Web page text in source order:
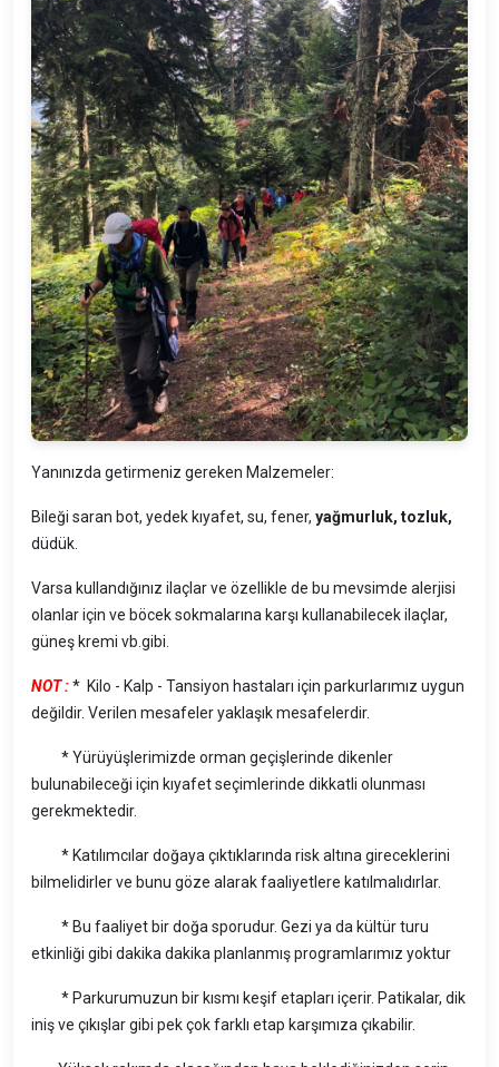
Yanınızda getirmeniz gereken Malzemeler:
Bileği saran bot, yedek kıyafet, su, fener, yağmurluk, tozluk,
düdük.
Varsa kullandığınız ilaçlar ve özellikle de bu mevsimde alerjisi
olanlar için ve böcek sokmalarına karşı kullanabilecek ilaçlar,
güneş kremi vb.gibi.
NOT :* Kilo - Kalp - Tansiyon hastaları için parkurlarımız uygun
değildir. Verilen mesafeler yaklaşık mesafelerdir.
* Yürüyüşlerimizde orman geçişlerinde dikenler
bulunabileceği için kıyafet seçimlerinde dikkatli olunması
gerekmektedir.
* Katılımcılar doğaya çıktıklarında risk altına gireceklerini
bilmelidirler ve bunu göze alarak faaliyetlere katılmalıdırlar.
* Bu faaliyet bir doğa sporudur. Gezi ya da kültür turu
etkinliği gibi dakika dakika planlanmış programlarımız yoktur
* Parkurumuzun bir kısmı keşif etapları içerir. Patikalar, dik
iniş ve çıkışlar gibi pek çok farklı etap karşımıza çıkabilir.